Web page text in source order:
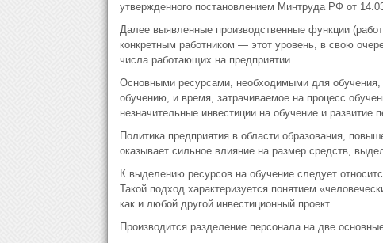
утвержденного постановлением Минтруда РФ от
Далее выявленные производственные функции
конкретным работником — этот уровень, в свою
числа работающих на предприятии.
Основными ресурсами, необходимыми для
обучению, и время, затрачиваемое на процесс
незначительные инвестиции на обучение и развитие
Политика предприятия в области образования,
оказывает сильное влияние на размер средств,
К выделению ресурсов на обучение следует
Такой подход характеризуется понятием
как и любой другой инвестиционный проект.
Производится разделение персонала на две